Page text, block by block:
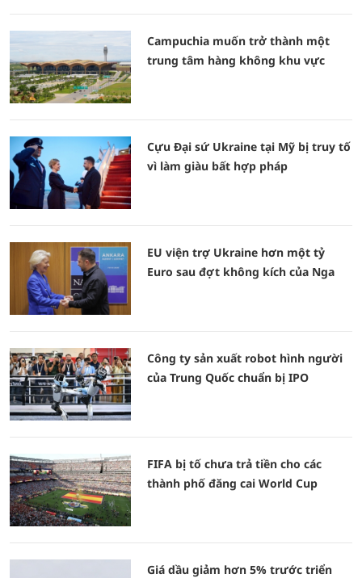
Campuchia muốn trở thành một
trung tâm hàng không khu vực
Cựu Đại sứ Ukraine tại Mỹ bị truy tố
vì làm giàu bất hợp pháp
EU viện trợ Ukraine hơn một tỷ
Euro sau đợt không kích của Nga
Công ty sản xuất robot hình người
của Trung Quốc chuẩn bị IPO
FIFA bị tố chưa trả tiền cho các
thành phố đăng cai World Cup
Giá dầu giảm hơn 5% trước triển